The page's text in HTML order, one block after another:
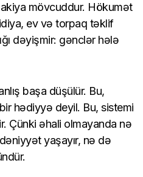
mövcuddur. Hökumət
ev və torpaq təklif
dəyişmir: gənclər hələ
başa düşülür. Bu,
hədiyyə deyil. Bu, sistemi
Çünki əhali olmayanda nə
yaşayır, nə də